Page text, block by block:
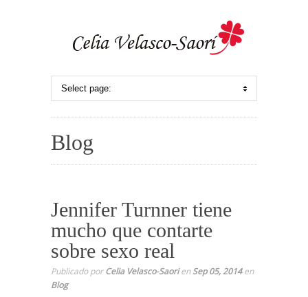
Blog
Jennifer Turnner tiene
mucho que contarte
sobre sexo real
Publicado porCelia Velasco-SaorienSep 05, 2014en
Blog